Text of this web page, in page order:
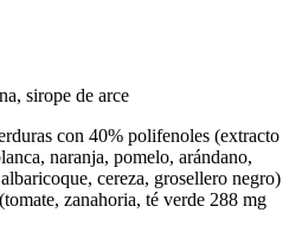
sirope de arce
con 40% polifenoles (extracto
naranja, pomelo, arándano,
cereza, grosellero negro)
zanahoria, té verde 288 mg